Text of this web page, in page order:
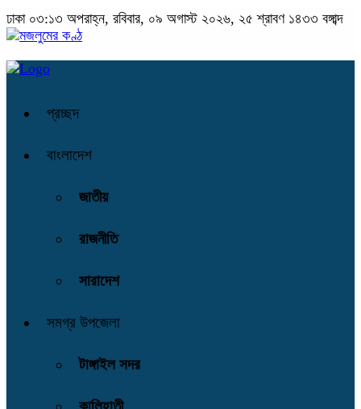
ঢাকা ০৩:১৩ অপরাহ্ন, রবিবার, ০৯ অগাস্ট ২০২৬, ২৫ শ্রাবণ ১৪৩৩ বঙ্গাব্দ
প্রচ্ছদ
বাংলাদেশ
জাতীয়
রাজনীতি
সারাদেশ
সমগ্র উপজেলা
টাঙ্গাইল সদর